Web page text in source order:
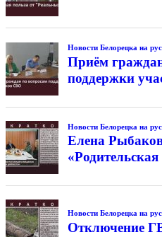
Новости Белорецка на
Приём
поддержки
Новости Белорецка на
Елена
«Родительская
Новости Белорецка на
Отключение